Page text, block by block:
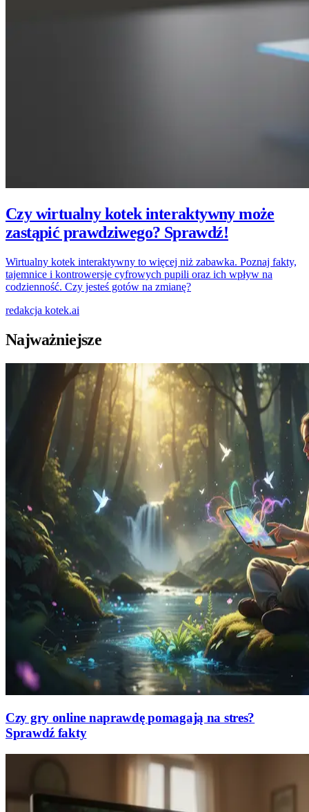
Czy wirtualny kotek interaktywny może
zastąpić prawdziwego? Sprawdź!
Wirtualny kotek interaktywny to więcej niż zabawka. Poznaj fakty,
tajemnice i kontrowersje cyfrowych pupili oraz ich wpływ na
codzienność. Czy jesteś gotów na zmianę?
redakcja kotek.ai
Najważniejsze
Czy gry online naprawdę pomagają na stres?
Sprawdź fakty